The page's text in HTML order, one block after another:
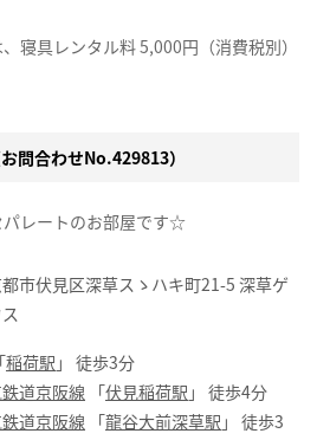
寝具レンタル料 5,000円（消費税別）
問合わせNo.429813）
パレートのお部屋です☆
市伏見区深草スゝハキ町21-5 深草ゲ
稲荷駅 」 徒歩3分
道京阪線 「伏見稲荷駅 」 徒歩4分
道京阪線 「龍谷大前深草駅 」 徒歩3